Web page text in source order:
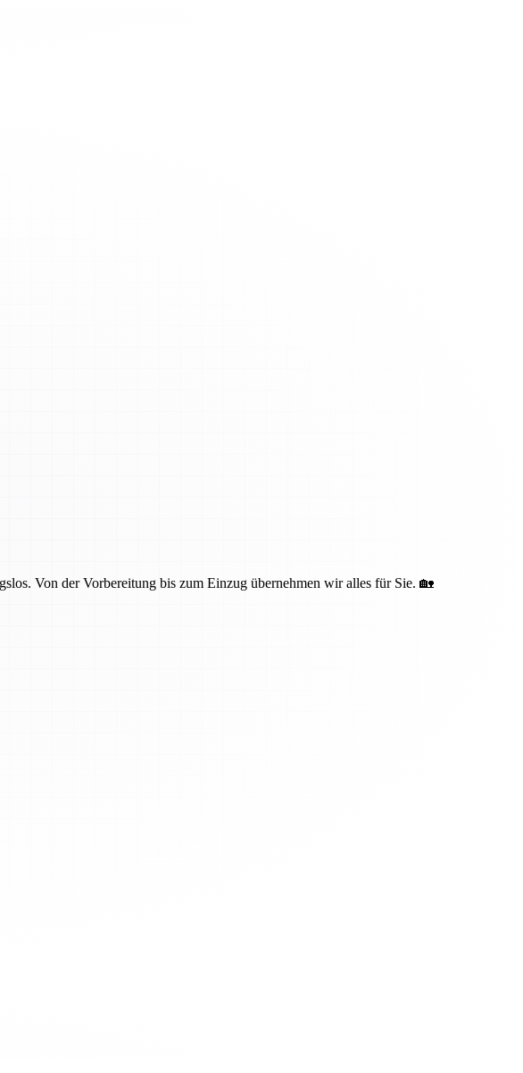
Von der Vorbereitung bis zum Einzug übernehmen wir alles für Sie. 🏡